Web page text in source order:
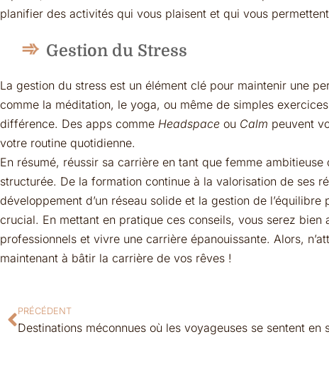
planifier des activités qui vous plaisent et qui vous
Gestion du Stress
La gestion du stress est un élément clé pour maintenir une
comme la méditation, le yoga, ou même de simples
différence. Des apps comme Headspace ou Calm peuvent
votre routine quotidienne.
En résumé, réussir sa carrière en tant que femme
structurée. De la formation continue à la valorisation de ses
développement d’un réseau solide et la gestion de
crucial. En mettant en pratique ces conseils, vous serez
professionnels et vivre une carrière épanouissante. Alors,
maintenant à bâtir la carrière de vos rêves !
PRÉCÉDENT